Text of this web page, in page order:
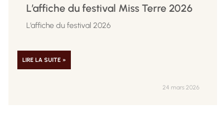
L’affiche du festival Miss Terre 2026
L’affiche du festival 2026
LIRE LA SUITE »
24 mars 2026